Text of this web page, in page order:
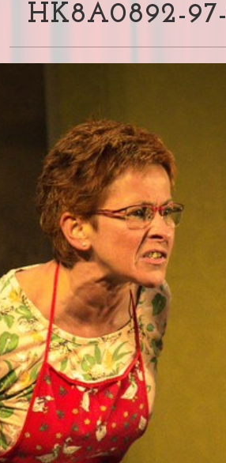
HK8A0892-97-